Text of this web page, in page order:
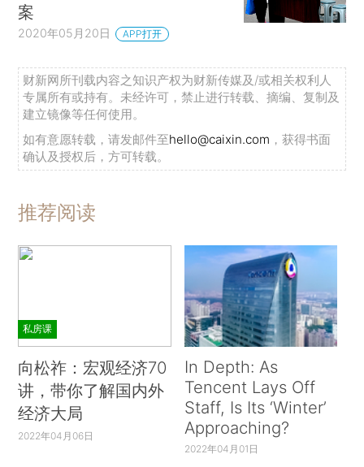
案
2020年05月20日 APP打开
财新网所刊载内容之知识产权为财新传媒及/或相关权利人
专属所有或持有。未经许可，禁止进行转载、摘编、复制及
建立镜像等任何使用。
如有意愿转载，请发邮件至hello@caixin.com ，获得书面
确认及授权后，方可转载。
推荐阅读
私房课
向松祚：宏观经济70
讲，带你了解国内外
经济大局
2022年04月06日
In Depth: As
Tencent Lays Off
Staff, Is Its ‘Winter’
Approaching?
2022年04月01日